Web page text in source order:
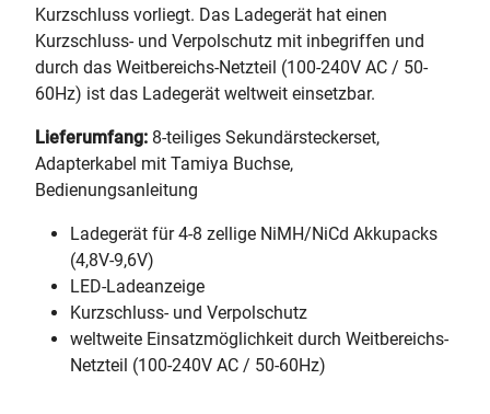
Kurzschluss vorliegt. Das Ladegerät hat einen
Kurzschluss- und Verpolschutz mit inbegriffen und
durch das Weitbereichs-Netzteil (100-240V AC / 50-
60Hz) ist das Ladegerät weltweit einsetzbar.
Lieferumfang: 8-teiliges Sekundärsteckerset,
Adapterkabel mit Tamiya Buchse,
Bedienungsanleitung
Ladegerät für 4-8 zellige NiMH/NiCd Akkupacks
(4,8V-9,6V)
LED-Ladeanzeige
Kurzschluss- und Verpolschutz
weltweite Einsatzmöglichkeit durch Weitbereichs-
Netzteil (100-240V AC / 50-60Hz)